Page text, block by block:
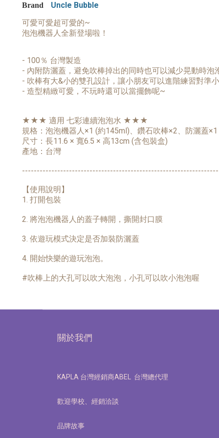
Brand
Uncle Bubble
可愛可愛超可愛的~
泡泡機器人全新登場啦！
- 100％ 台灣製造
- 內附防灑蓋，避免吹棒掉出的同時也可以減少晃動時泡
- 吹棒有大&小的雙孔設計，讓小朋友可以進階練習對準
- 造型精緻可愛，不玩時還可以當擺飾呢~
★★★ 適用 七彩連續泡泡水 ★★★
規格：泡泡機器人×1 (約145ml)、鑽石吹棒×2、防灑蓋×1
尺寸：長11.6 × 寬6.5 × 高13cm (含包裝盒)
產地：台灣
【使用說明】
1. 打開包裝
2. 將泡泡機器人的蓋子轉開，撕開封口膜
3. 依遊玩模式決定是否加裝防灑蓋
4. 開始快樂的遊玩泡泡。
#吹棒上的大孔可以吹大泡泡，小孔可以吹小泡泡喔
關於我們
KAPLA 台灣經銷商ABEL 台灣總代理
歡迎學校、經銷洽談
品牌故事